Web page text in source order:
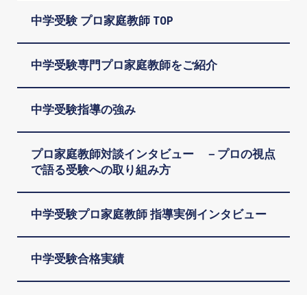
中学受験 プロ家庭教師 TOP
中学受験専門プロ家庭教師をご紹介
中学受験指導の強み
プロ家庭教師対談インタビュー －プロの視点
で語る受験への取り組み方
中学受験プロ家庭教師 指導実例インタビュー
中学受験合格実績